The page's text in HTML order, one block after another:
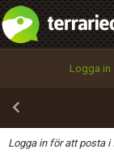
Logga in
Logga in för att posta i
Kategori
integritetspolicy
Namn:
Epost:
Begär nytt